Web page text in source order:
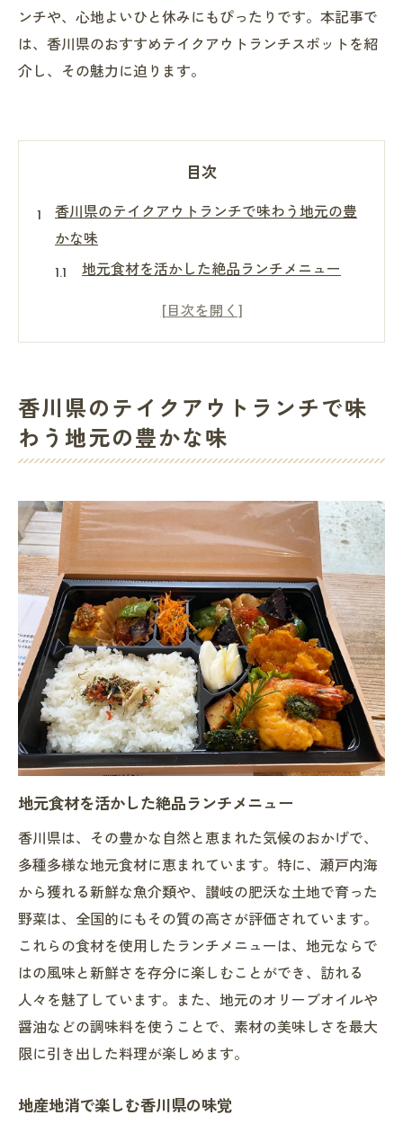
ンチや、心地よいひと休みにもぴったりです。本記事で
は、香川県のおすすめテイクアウトランチスポットを紹
介し、その魅力に迫ります。
目次
香川県のテイクアウトランチで味わう地元の豊
かな味
地元食材を活かした絶品ランチメニュー
地産地消で楽しむ香川県の味覚
香川県の贅沢ランチメニュー特集
自宅で楽しむレストランクオリティ
香川県産の食材を使った贅沢ランチ
贅沢なひとときを彩るテイクアウト
プレミアム感たっぷりのランチ提案
香川県の魅力を詰め込んだ贅沢ランチ
香川県のランチタイムを彩るおすすめテイクア
ウトスポット
地元で人気のテイクアウトスポット
テイクアウトで訪れたい話題のお店
香川県の隠れた名店ランチをテイクアウト
新しいテイクアウト体験ができる場所
地元の新鮮食材で楽しむ香川県のランチテイク
アウト
新鮮野菜を使ったヘルシーランチ
海の幸を贅沢に使ったテイクアウト
香川県の新鮮肉料理を自宅で
地元の農産物を活かした食卓
香川県のテイクアウトランチで味
わう地元の豊かな味
地元食材を活かした絶品ランチメニュー
香川県は、その豊かな自然と恵まれた気候のおかげで、
多種多様な地元食材に恵まれています。特に、瀬戸内海
から獲れる新鮮な魚介類や、讃岐の肥沃な土地で育った
野菜は、全国的にもその質の高さが評価されています。
これらの食材を使用したランチメニューは、地元ならで
はの風味と新鮮さを存分に楽しむことができ、訪れる
人々を魅了しています。また、地元のオリーブオイルや
醤油などの調味料を使うことで、素材の美味しさを最大
限に引き出した料理が楽しめます。
地産地消で楽しむ香川県の味覚